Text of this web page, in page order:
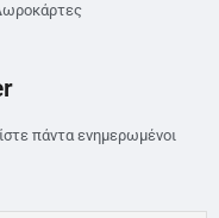
πάντα ενημερωμένοι